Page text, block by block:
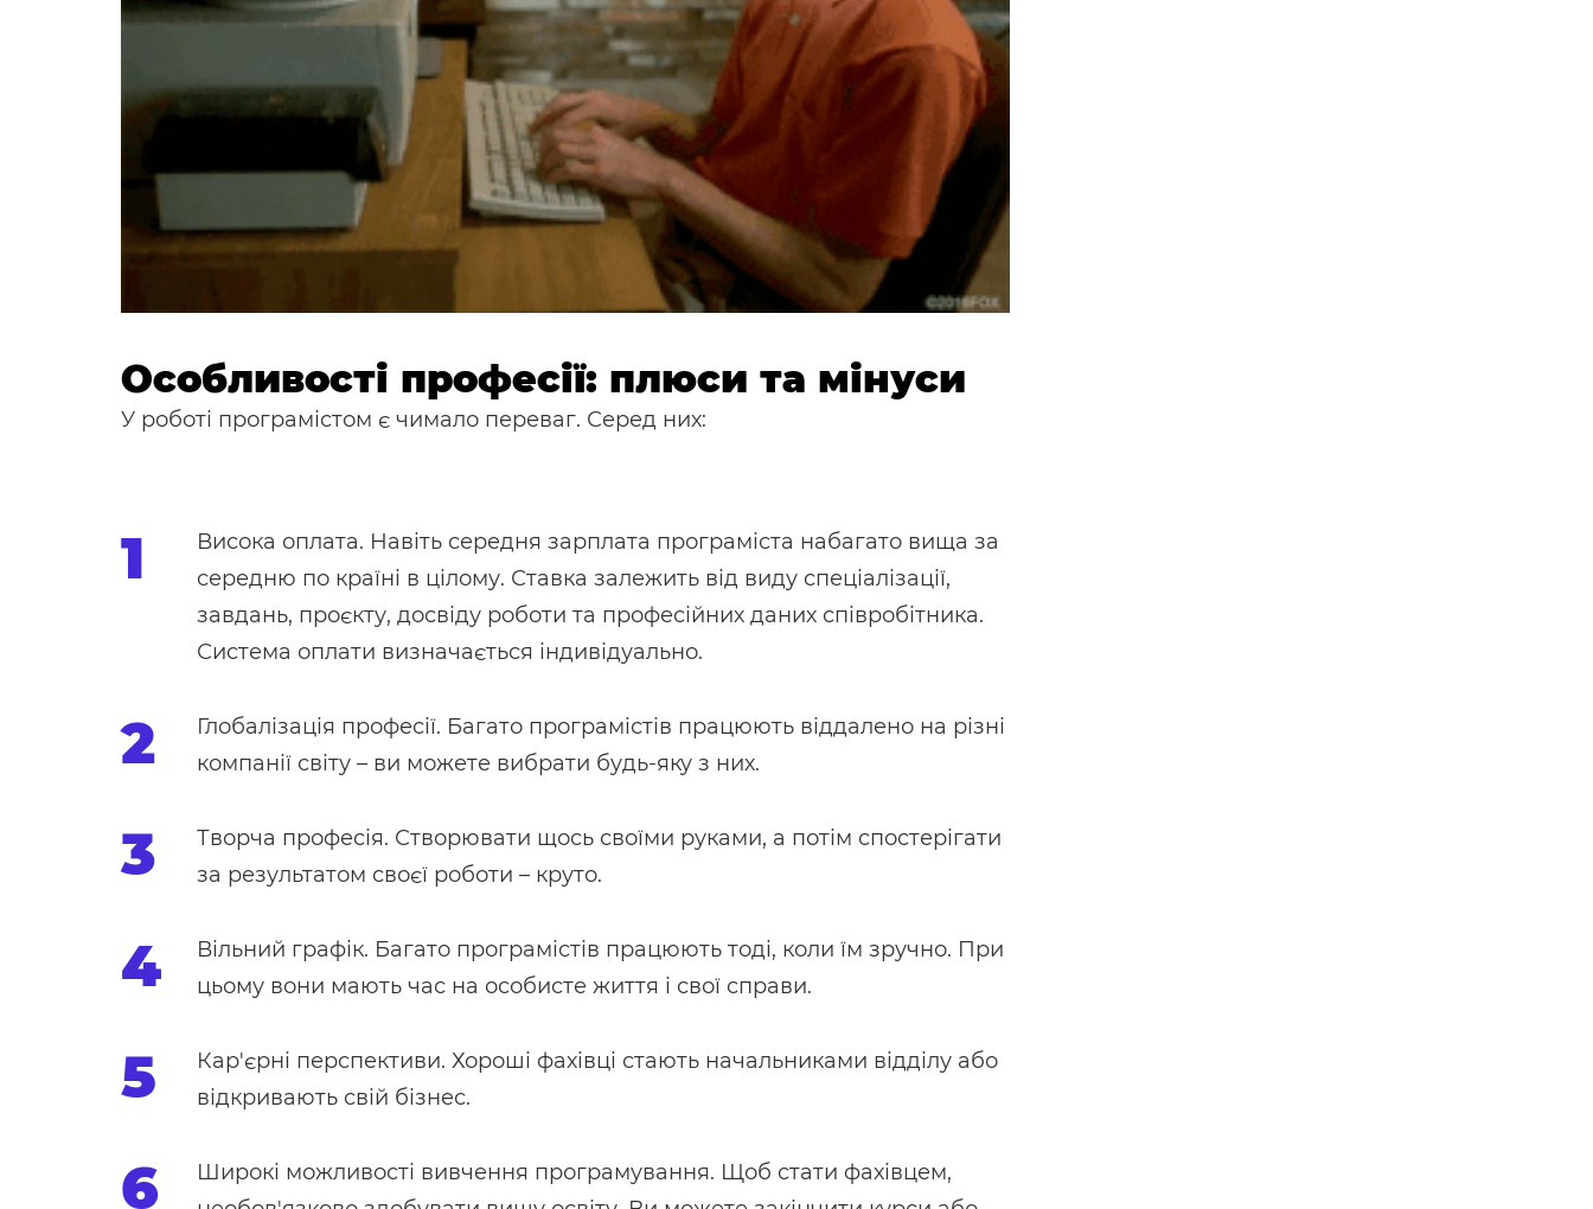
Особливості професії: плюси та мінуси
У роботі програмістом є чимало переваг. Серед них:
Висока оплата. Навіть середня зарплата програміста набагато вища за
середню по країні в цілому. Ставка залежить від виду спеціалізації,
завдань, проєкту, досвіду роботи та професійних даних співробітника.
Система оплати визначається індивідуально.
Глобалізація професії. Багато програмістів працюють віддалено на різні
компанії світу – ви можете вибрати будь-яку з них.
Творча професія. Створювати щось своїми руками, а потім спостерігати
за результатом своєї роботи – круто.
Вільний графік. Багато програмістів працюють тоді, коли їм зручно. При
цьому вони мають час на особисте життя і свої справи.
Кар'єрні перспективи. Хороші фахівці стають начальниками відділу або
відкривають свій бізнес.
Широкі можливості вивчення програмування. Щоб стати фахівцем,